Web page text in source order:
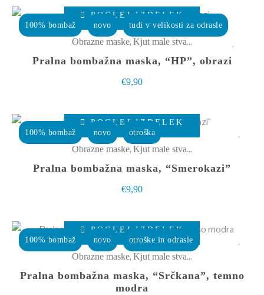
100% bombaž novo tudi v velikosti za odrasle
POGLEJ IZDELEK
Ta
izdelek
ima
več
izberete
na
izdelka
Obrazne maske, Kjut male stvarce
Pralna bombažna maska, “HP”, obrazi
€9,90
100% bombaž novo otroška
POGLEJ IZDELEK
Ta
več
izberete
na
izdelka
Obrazne maske, Kjut male stvarce
Pralna bombažna maska, “Smerokazi”
€9,90
100% bombaž novo otroške in odrasle
POGLEJ IZDELEK
Ta
več
Obrazne maske, Kjut male stvarce
Pralna bombažna maska, “Srčkana”, temno
modra